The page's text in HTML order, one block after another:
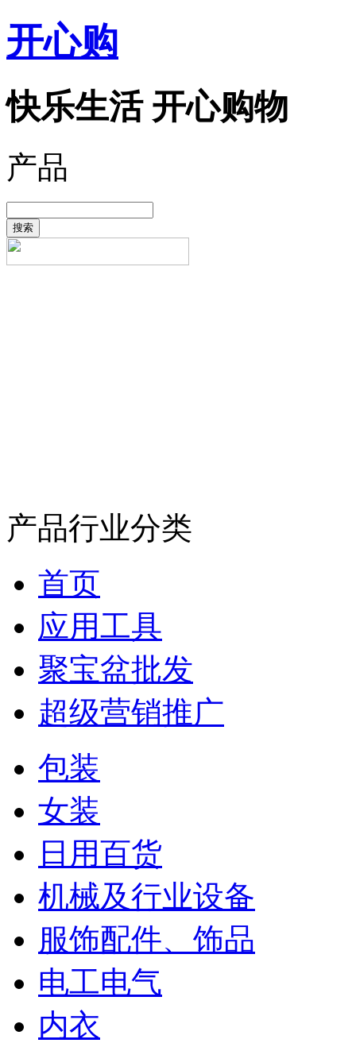
开心购
快乐生活 开心购物
产品
搜索
产品行业分类
首页
应用工具
聚宝盆批发
超级营销推广
包装
女装
日用百货
机械及行业设备
服饰配件、饰品
电工电气
内衣